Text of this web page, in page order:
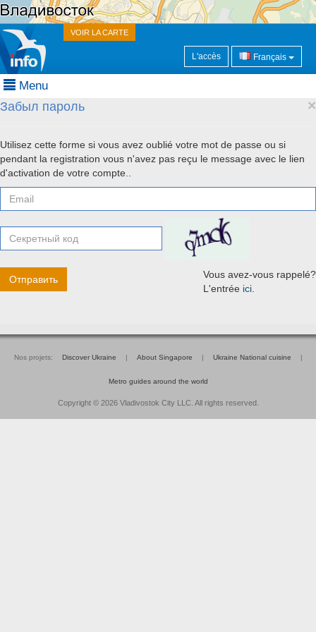
VOIR LA CARTE
L'accès Français
Menu
Забыл пароль ×
Utilisez cette forme si vous avez oublié votre mot de passe ou si
pendant la registration vous n'avez pas reçu le message avec le lien
d'activation de votre compte..
Vous avez-vous rappelé?
L'entrée ici
Nos projets: Discover Ukraine | About Singapore | Ukraine National cuisine |
Metro guides around the world
Copyright © 2026 Vladivostok City LLC. All rights reserved.